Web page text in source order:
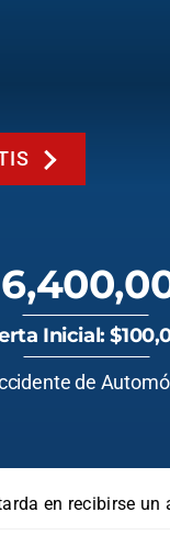
Inicial:
de
en recibirse un